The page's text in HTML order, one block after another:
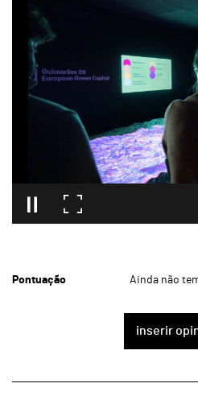
Pontuação Ainda não
inserir